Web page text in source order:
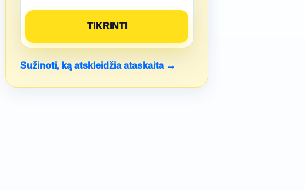
Sužinoti, ką atskleidžia ataskaita →